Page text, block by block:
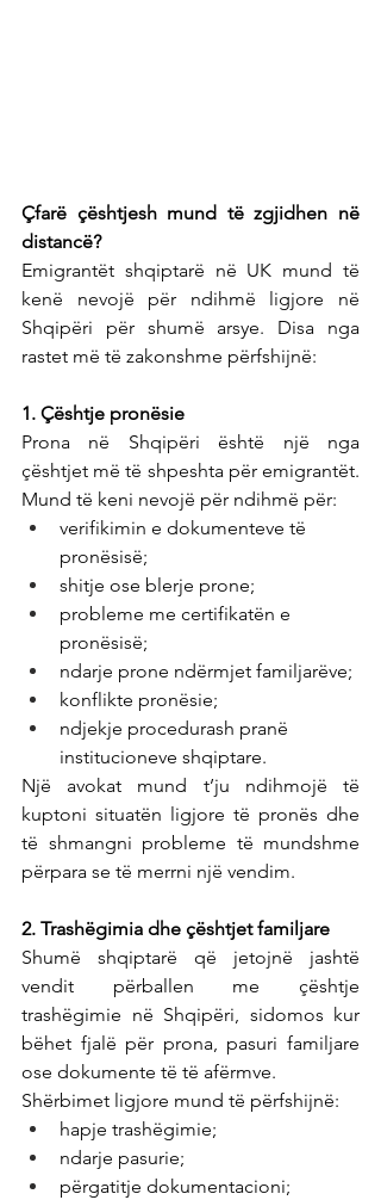
Çfarë çështjesh mund të zgjidhen në
distancë?
Emigrantët shqiptarë në UK mund të
kenë nevojë për ndihmë ligjore në
Shqipëri për shumë arsye. Disa nga
rastet më të zakonshme përfshijnë:
1. Çështje pronësie
Prona në Shqipëri është një nga
çështjet më të shpeshta për emigrantët.
Mund të keni nevojë për ndihmë për:
verifikimin e dokumenteve të
pronësisë;
shitje ose blerje prone;
probleme me certifikatën e
pronësisë;
ndarje prone ndërmjet familjarëve;
konflikte pronësie;
ndjekje procedurash pranë
institucioneve shqiptare.
Një avokat mund t’ju ndihmojë të
kuptoni situatën ligjore të pronës dhe
të shmangni probleme të mundshme
përpara se të merrni një vendim.
2. Trashëgimia dhe çështjet familjare
Shumë shqiptarë që jetojnë jashtë
vendit përballen me çështje
trashëgimie në Shqipëri, sidomos kur
bëhet fjalë për prona, pasuri familjare
ose dokumente të të afërmve.
Shërbimet ligjore mund të përfshijnë:
hapje trashëgimie;
ndarje pasurie;
përgatitje dokumentacioni;